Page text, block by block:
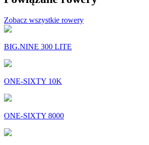
Zobacz wszystkie rowery
BIG.NINE 300 LITE
ONE-SIXTY 10K
ONE-SIXTY 8000